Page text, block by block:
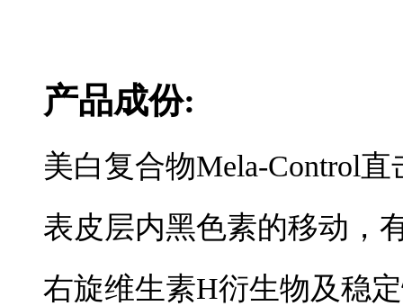
产品成份:
美白复合物Mela-Control
表皮层内黑色素的移动，
右旋维生素H衍生物及稳